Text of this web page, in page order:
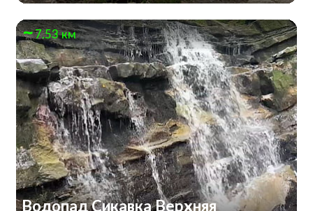
7.53 км
Водопад Сикавка Верхняя